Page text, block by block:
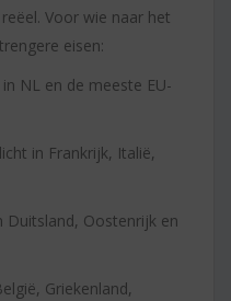
Voor wie naar het
eisen:
NL en de meeste EU-
in Frankrijk, Italië,
Duitsland, Oostenrijk en
Griekenland,